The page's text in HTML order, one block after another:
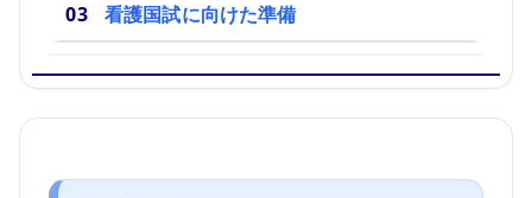
看護国試に向けた準備